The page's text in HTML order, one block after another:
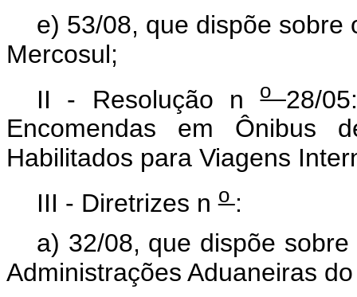
e) 53/08, que dispõe sobre
Mercosul;
II - Resolução no 28/
Encomendas em Ônibus
Habilitados para Viagens
III - Diretrizes no :
a) 32/08, que dispõe
Administrações Aduaneiras